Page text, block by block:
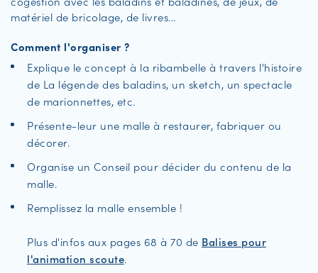
matériel de bricolage, de livres...
Comment l'organiser ?
Explique le concept à la ribambelle à travers l'histoire
de La légende des baladins, un sketch, un spectacle
de marionnettes, etc.
Présente-leur une malle à restaurer, fabriquer ou
décorer.
Organise un Conseil pour décider du contenu de la
malle.
Remplissez la malle ensemble !
Plus d'infos aux pages 68 à 70 de Balises pour
l'animation scoute.